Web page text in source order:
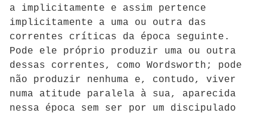
a implicitamente e assim pertence
implicitamente a uma ou outra das
correntes críticas da época seguinte.
Pode ele próprio produzir uma ou outra
dessas correntes, como Wordsworth; pode
não produzir nenhuma e, contudo, viver
numa atitude paralela à sua, aparecida
nessa época sem ser por um discipulado